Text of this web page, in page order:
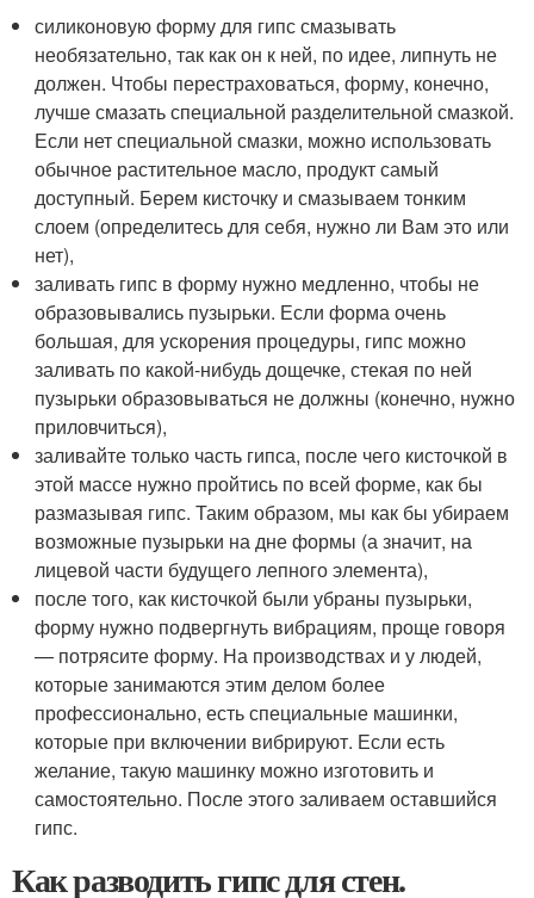
силиконовую форму для гипс смазывать
необязательно, так как он к ней, по идее, липнуть не
должен. Чтобы перестраховаться, форму, конечно,
лучше смазать специальной разделительной смазкой.
Если нет специальной смазки, можно использовать
обычное растительное масло, продукт самый
доступный. Берем кисточку и смазываем тонким
слоем (определитесь для себя, нужно ли Вам это или
нет),
заливать гипс в форму нужно медленно, чтобы не
образовывались пузырьки. Если форма очень
большая, для ускорения процедуры, гипс можно
заливать по какой-нибудь дощечке, стекая по ней
пузырьки образовываться не должны (конечно, нужно
приловчиться),
заливайте только часть гипса, после чего кисточкой в
этой массе нужно пройтись по всей форме, как бы
размазывая гипс. Таким образом, мы как бы убираем
возможные пузырьки на дне формы (а значит, на
лицевой части будущего лепного элемента),
после того, как кисточкой были убраны пузырьки,
форму нужно подвергнуть вибрациям, проще говоря
— потрясите форму. На производствах и у людей,
которые занимаются этим делом более
профессионально, есть специальные машинки,
которые при включении вибрируют. Если есть
желание, такую машинку можно изготовить и
самостоятельно. После этого заливаем оставшийся
гипс.
Как разводить гипс для стен.